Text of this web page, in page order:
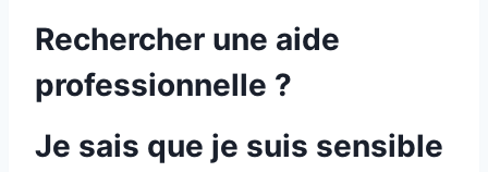
Rechercher une aide
professionnelle ?
Je sais que je suis sensible